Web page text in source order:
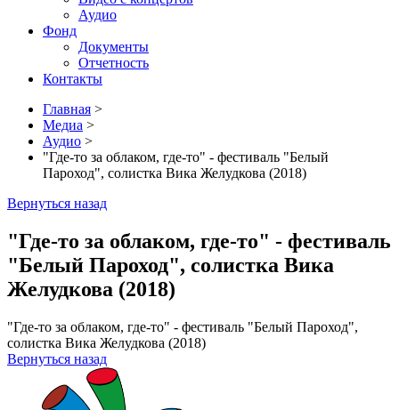
Аудио
Фонд
Документы
Отчетность
Контакты
Главная >
Медиа >
Аудио >
"Где-то за облаком, где-то" - фестиваль "Белый
Пароход", солистка Вика Желудкова (2018)
Вернуться назад
"Где-то за облаком, где-то" - фестиваль
"Белый Пароход", солистка Вика
Желудкова (2018)
"Где-то за облаком, где-то" - фестиваль "Белый Пароход",
солистка Вика Желудкова (2018)
Вернуться назад